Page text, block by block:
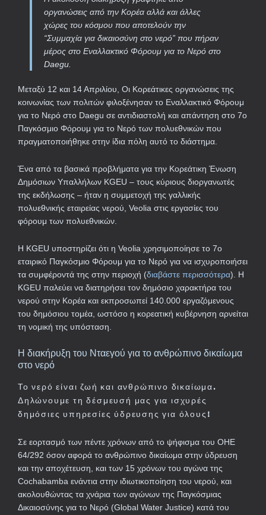
οργανώσεις από την Κορέα αλλά και άλλες
χώρες του κόσμου που αποτελούν την
“Συμμαχία για δικαιοσύνη στο νερό” που πήραν
μέρος στο Εναλλακτικό Φόρουμ για το Νερό στο
Daegu.
Μεταξύ 12 και 14 Απριλίου, Οι Κορεάτικες οργανώσεις της
κοινωνίας των πολιτών φιλοξένησαν το Εναλλακτικό Φόρουμ
για το Νερό στο Daegu σε αντιδιαστολή και απάντηση στο 7ο
Παγκόσμιο Φόρουμ για το Νερό των πολυεθνικών που
πραγματοποιήθηκε στην ίδια πόλη αυτό το διάστημα.
Ένα από τα βασικά προβλήματα για την Κορεάτικη Ένωση
Δημόσιων Υπαλλήλων KGEU – τους κύριους διοργανωτές
της εκδήλωσης – ήταν η συμμετοχή της γαλλικής
πολυεθνικής εταιρείας νερού, Veolia στις εργασίες του
φόρουμ των πολυεθνικών.
Η KGEU υποστηρίζει ότι η Veolia χρησιμοποίησε το 7ο
εταιρικό Παγκόσμιο Φόρουμ για το Νερό για να ισχυροποιήσει
τα συμφέροντά της στην περιοχή (διαβάστε περισσότερα). Η
KGEU παλεύει να διατηρήσει τον δημόσιο χαρακτήρα του
νερού στην Κορέα και εκπροσωπεί 140.000 εργαζόμενους
του δημόσιου τομέα, ωστόσο η κορεατική κυβέρνηση αρνείται
τη νομική της υπόσταση.
Η διακήρυξη του Νταεγού για το ανθρώπινο δικαίωμα
στο νερό
Το νερό είναι ζωή και ανθρώπινο δικαίωμα.
Δηλώνουμε τη δέσμευσή μας για ισχυρές
δημόσιες υπηρεσίες ύδρευσης για όλους!
Σε εορτασμό των πέντε χρόνων από το ψήφισμα του ΟΗΕ
64/292 όσον αφορά το ανθρώπινο δικαίωμα στην ύδρευση
και την αποχέτευση, και των 15 χρόνων του αγώνα της
Cochabamba ενάντια στην ιδιωτικοποίηση του νερού, και
ακολουθώντας τα χνάρια των αγώνων της Παγκόσμιας
Δικαιοσύνης για το Νερό (Global Water Justice) κατά του